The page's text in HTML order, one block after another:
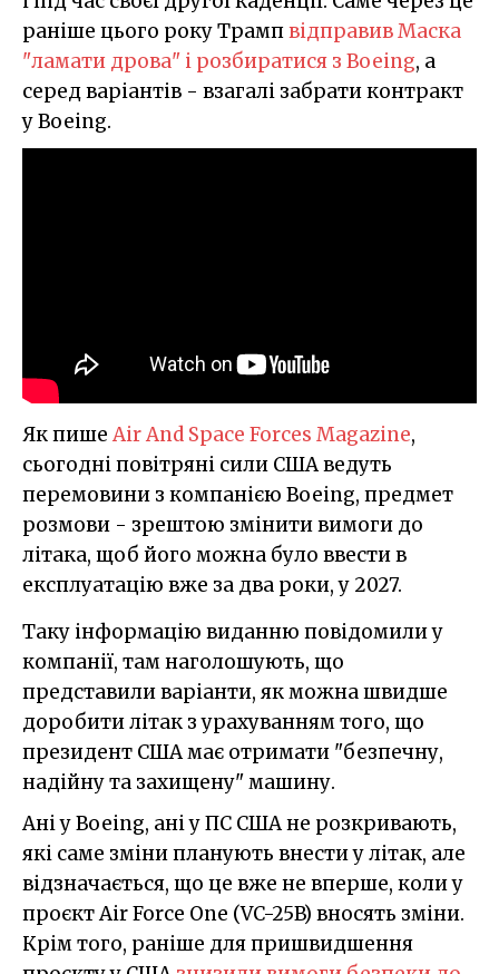
раніше цього року Трампвідправив Маска
"ламати дрова" і розбиратися з Boeing, а
серед варіантів - взагалі забрати контракт
у Boeing.
Як пише Air And Space Forces Magazine,
сьогодні повітряні сили США ведуть
перемовини з компанією Boeing, предмет
розмови - зрештою змінити вимоги до
літака, щоб його можна було ввести в
експлуатацію вже за два роки, у 2027.
Таку інформацію виданню повідомили у
компанії, там наголошують, що
представили варіанти, як можна швидше
доробити літак з урахуванням того, що
президент США має отримати "безпечну,
надійну та захищену" машину.
Ані у Boeing, ані у ПС США не розкривають,
які саме зміни планують внести у літак, але
відзначається, що це вже не вперше, коли у
проєкт Air Force One (VC-25B) вносять зміни.
Крім того, раніше для пришвидшення